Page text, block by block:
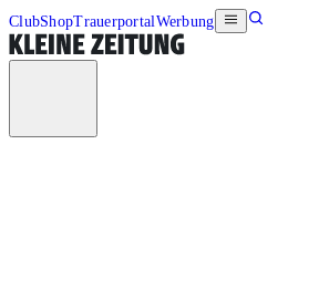
ClubShopTrauerportalWerbung